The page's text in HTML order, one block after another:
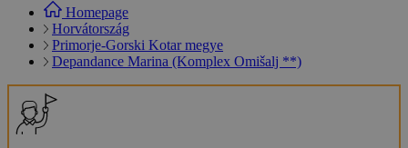
Homepage
Horvátország
Primorje-Gorski Kotar megye
Depandance Marina (Komplex Omišalj **)